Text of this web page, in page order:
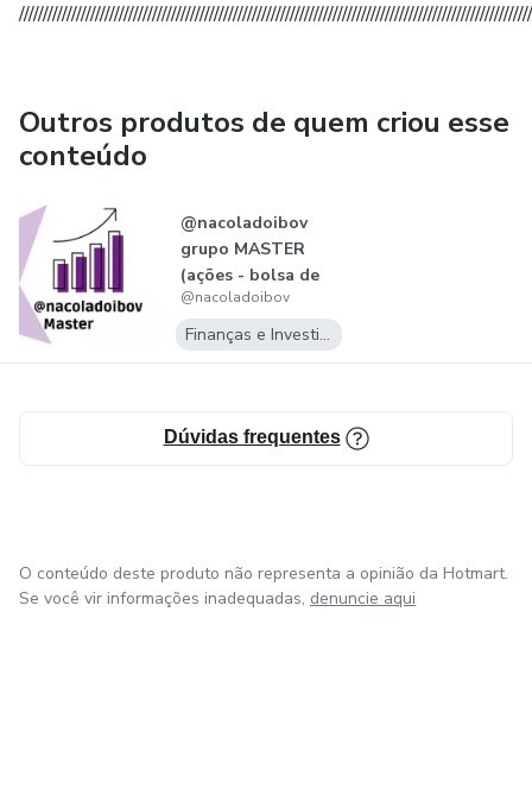
Outros produtos de quem criou esse
conteúdo
@nacoladoibov
grupo MASTER
(ações - bolsa de
valores - swing...
@nacoladoibov
Finanças e Investimentos
Dúvidas frequentes
O conteúdo deste produto não representa a opinião da Hotmart.
Se você vir informações inadequadas, denuncie aqui